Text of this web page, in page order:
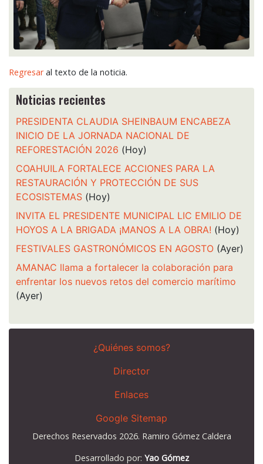
Regresaral texto de la noticia.
Noticias recientes
PRESIDENTA CLAUDIA SHEINBAUM ENCABEZA
INICIO DE LA JORNADA NACIONAL DE
REFORESTACIÓN 2026 (Hoy)
COAHUILA FORTALECE ACCIONES PARA LA
RESTAURACIÓN Y PROTECCIÓN DE SUS
ECOSISTEMAS (Hoy)
INVITA EL PRESIDENTE MUNICIPAL LIC EMILIO DE
HOYOS A LA BRIGADA ¡MANOS A LA OBRA! (Hoy)
FESTIVALES GASTRONÓMICOS EN AGOSTO (Ayer)
AMANAC llama a fortalecer la colaboración para
enfrentar los nuevos retos del comercio marítimo
(Ayer)
¿Quiénes somos?
Director
Enlaces
Google Sitemap
Derechos Reservados 2026. Ramiro Gómez Caldera
Desarrollado por: Yao Gómez